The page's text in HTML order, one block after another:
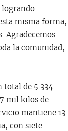
logrando
misma forma,
Agradecemos
la comunidad,
total de 5.334
mil kilos de
mantiene 13
con siete